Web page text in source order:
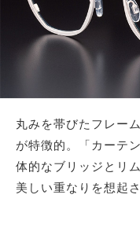
丸みを帯びたフレー
が特徴的。「カーテ
体的なブリッジとリ
美しい重なりを想起さ